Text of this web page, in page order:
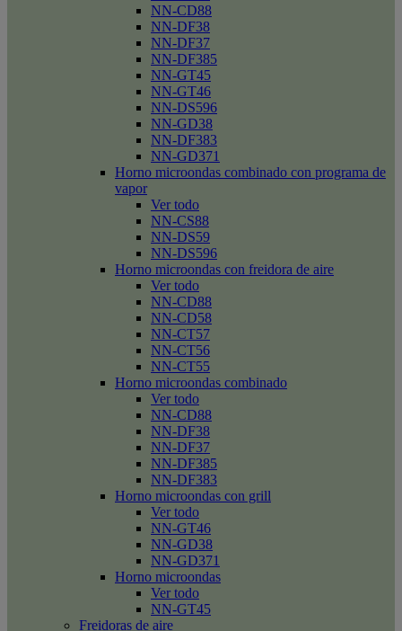
NN-CD88
NN-DF38
NN-DF37
NN-DF385
NN-GT45
NN-GT46
NN-DS596
NN-GD38
NN-DF383
NN-GD371
Horno microondas combinado con programa de
vapor
Ver todo
NN-CS88
NN-DS59
NN-DS596
Horno microondas con freidora de aire
Ver todo
NN-CD88
NN-CD58
NN-CT57
NN-CT56
NN-CT55
Horno microondas combinado
Ver todo
NN-CD88
NN-DF38
NN-DF37
NN-DF385
NN-DF383
Horno microondas con grill
Ver todo
NN-GT46
NN-GD38
NN-GD371
Horno microondas
Ver todo
NN-GT45
Freidoras de aire